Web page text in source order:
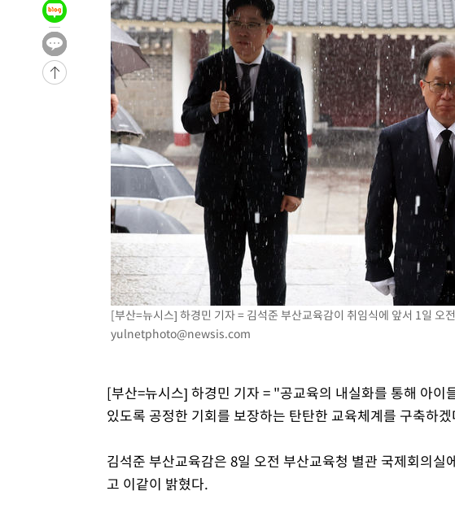
[부산=뉴시스] 하경민 기자 = 김석준 부산교육감이 취임식에 앞서 1일
yulnetphoto@newsis.com
[부산=뉴시스] 하경민 기자 = "공교육의 내실화를 통해 아이
있도록 공정한 기회를 보장하는 탄탄한 교육체계를 구축하
김석준 부산교육감은 8일 오전 부산교육청 별관 국제회의실
고 이같이 밝혔다.